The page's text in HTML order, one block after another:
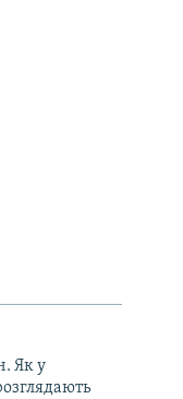
Як у